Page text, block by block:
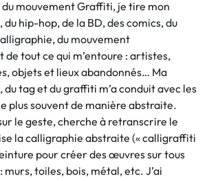
mouvement Graffiti, je tire mon
hip-hop, de la BD, des comics, du
du mouvement
de tout ce qui m’entoure : artistes,
objets et lieux abandonnés… Ma
du tag et du graffiti m’a conduit avec les
plus souvent de manière abstraite.
le geste, cherche à retranscrire le
la calligraphie abstraite (« calligraffiti
pour créer des œuvres sur tous
murs, toiles, bois, métal, etc. J’ai